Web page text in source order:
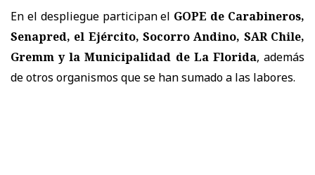
En el despliegue participan el GOPE de Carabineros,
Senapred, el Ejército, Socorro Andino, SAR Chile,
Gremm y la Municipalidad de La Florida, además
de otros organismos que se han sumado a las labores.